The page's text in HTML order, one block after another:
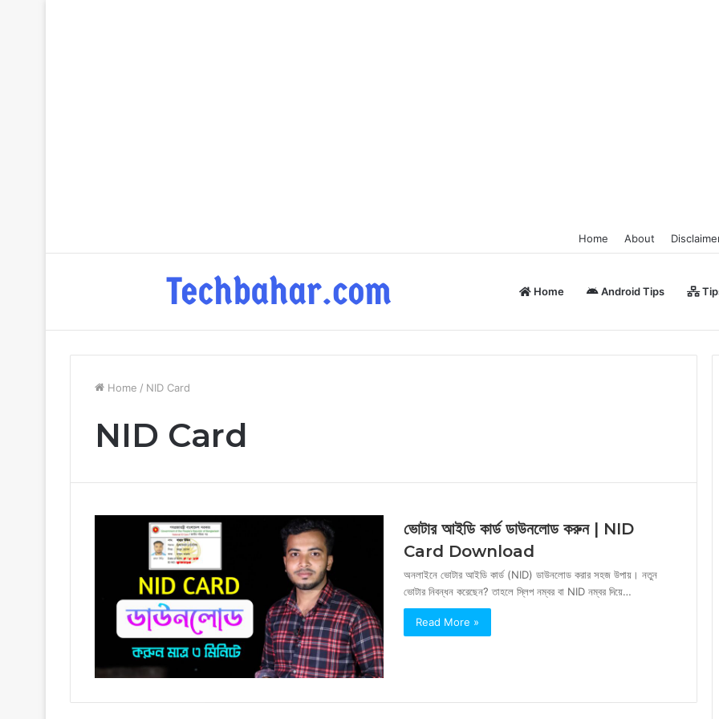
Home About
Home Android Tips
Home / NID Card
NID Card
ভোটার আইডি কার্ড ডাউনলোড করুন | NID
Card Download
অনলাইনে ভোটার আইডি কার্ড (NID) ডাউনলোড করার সহজ উপায়। নতুন
ভোটার নিবন্ধন করেছেন? তাহলে স্লিপ নম্বর বা NID নম্বর দিয়ে…
Read More »